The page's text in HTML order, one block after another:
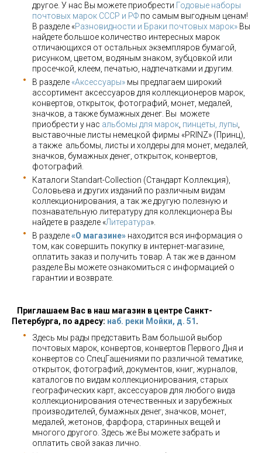
другое. У нас Вы можете приобрести Годовые наборы
почтовых марок СССР и РФ по самым выгодным ценам!
В разделе «Разновидности и Браки почтовых марок» Вы
найдете большое количество интересных марок
отличающихся от остальных экземпляров бумагой,
рисунком, цветом, водяным знаком, зубцовкой или
просечкой, клеем, печатью, надпечатками и другим.
В разделе «Аксессуары» мы предлагаем широкий
ассортимент аксессуаров для коллекционеров марок,
конвертов, открыток, фотографий, монет, медалей,
значков, а также бумажных денег. Вы можете
приобрести у нас альбомы для марок пинцеты, лупы
выставочные листы немецкой фирмы «PRINZ» (Принц),
а также альбомы, листы и холдеры для монет, медалей,
значков, бумажных денег, открыток, конвертов,
фотографий.
Каталоги Standart-Collection (Стандарт Коллекция),
Соловьева и других изданий по различным видам
коллекционирования, а так же другую полезную и
познавательную литературу для коллекционера Вы
найдете в разделе «Литература».
В разделе«О магазине» находится вся информация о
том, как совершить покупку в интернет-магазине,
оплатить заказ и получить товар. А так же в данном
разделе Вы можете ознакомиться с информацией о
гарантии и возврате.
Приглашаем Вас в наш магазин в центре Санкт-
Петербурга, по адресу: наб. реки Мойки, д. 51 .
Здесь мы рады представить Вам большой выбор
почтовых марок, конвертов, конвертов Первого Дня и
конвертов со СпецГашениями по различной тематике,
открыток, фотографий, документов, книг, журналов,
каталогов по видам коллекционирования, старых
географических карт, аксессуаров для любого вида
коллекционирования отечественных и зарубежных
производителей, бумажных денег, значков, монет,
медалей, жетонов, фарфора, старинных вещей и
многого другого. Здесь же Вы можете забрать и
оплатить свой заказ лично.